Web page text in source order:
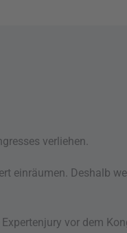
verliehen.
einräumen. Deshalb
vor dem